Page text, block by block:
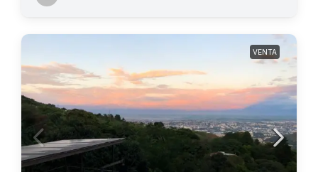
VENTA